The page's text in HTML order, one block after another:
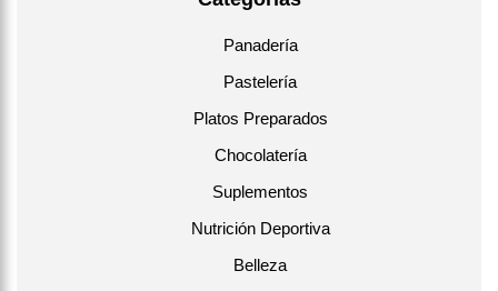
Panadería
Pastelería
Platos Preparados
Chocolatería
Suplementos
Nutrición Deportiva
Belleza